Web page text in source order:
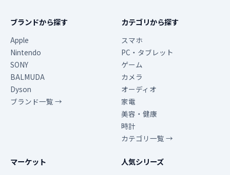
ブランドから探す
Apple
Nintendo
SONY
BALMUDA
Dyson
ブランド一覧 →
カテゴリから探す
スマホ
PC・タブレット
ゲーム
カメラ
オーディオ
家電
美容・健康
時計
カテゴリ一覧 →
マーケット 人気シリーズ